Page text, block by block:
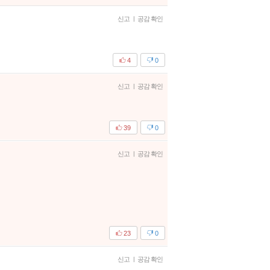
신고 | 공감 확인
0
4
신고 | 공감 확인
0
39
신고 | 공감 확인
0
23
신고 | 공감 확인